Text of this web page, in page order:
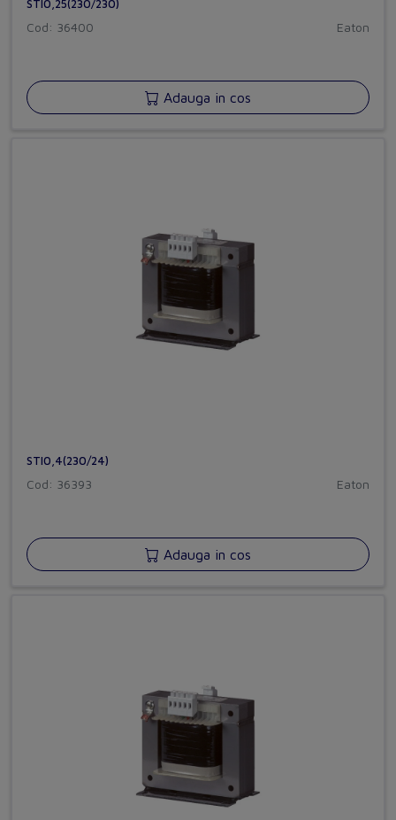
STI0,25(230/230)
Cod: 36400 Eaton
Adauga in cos
STI0,4(230/24)
Cod: 36393 Eaton
Adauga in cos